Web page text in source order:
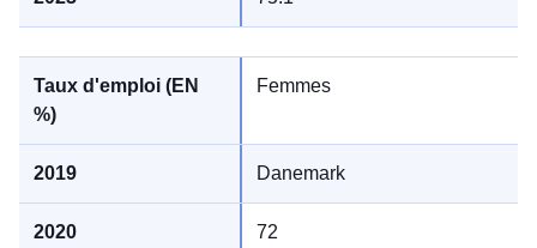
Femmes
Danemark
72